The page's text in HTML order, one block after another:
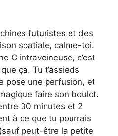
futuristes et des
spatiale, calme-toi.
C intraveineuse, c’est
ça. Tu t’assieds
pose une perfusion, et
faire son boulot.
30 minutes et 2
à ce que tu pourrais
peut-être la petite